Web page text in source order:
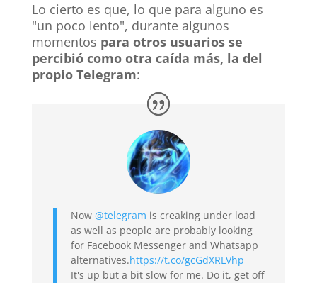
Lo cierto es que, lo que para alguno es
"un poco lento", durante algunos
momentos para otros usuarios se
percibió como otra caída más, la del
propio Telegram:
Now @telegram is creaking under load
as well as people are probably looking
for Facebook Messenger and Whatsapp
alternatives.https://t.co/gcGdXRLVhp
It's up but a bit slow for me. Do it, get off